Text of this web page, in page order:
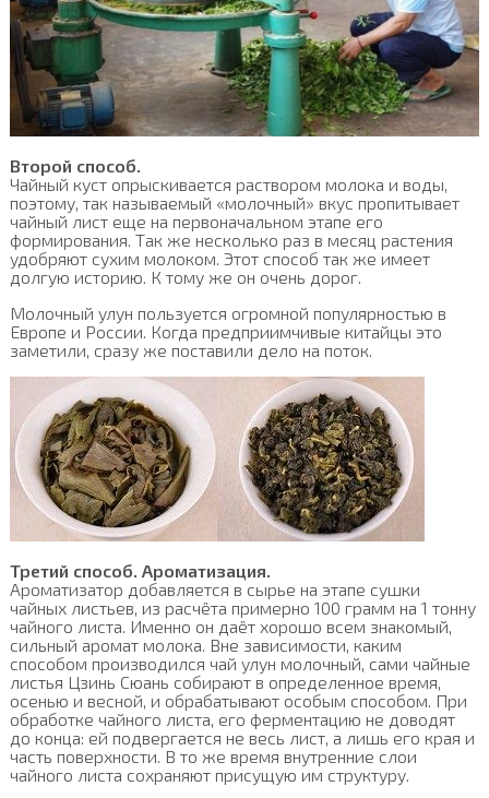
Второй способ.
Чайный куст опрыскивается раствором молока и воды,
поэтому, так называемый «молочный» вкус пропитывает
чайный лист еще на первоначальном этапе его
формирования. Так же несколько раз в месяц растения
удобряют сухим молоком. Этот способ так же имеет
долгую историю. К тому же он очень дорог.
Молочный улун пользуется огромной популярностью в
Европе и России. Когда предприимчивые китайцы это
заметили, сразу же поставили дело на поток.
Третий способ. Ароматизация.
Ароматизатор добавляется в сырье на этапе сушки
чайных листьев, из расчёта примерно 100 грамм на 1 тонну
чайного листа. Именно он даёт хорошо всем знакомый,
сильный аромат молока. Вне зависимости, каким
способом производился чай улун молочный, сами чайные
листья Цзинь Сюань собирают в определенное время,
осенью и весной, и обрабатывают особым способом. При
обработке чайного листа, его ферментацию не доводят
до конца: ей подвергается не весь лист, а лишь его края и
часть поверхности. В то же время внутренние слои
чайного листа сохраняют присущую им структуру.